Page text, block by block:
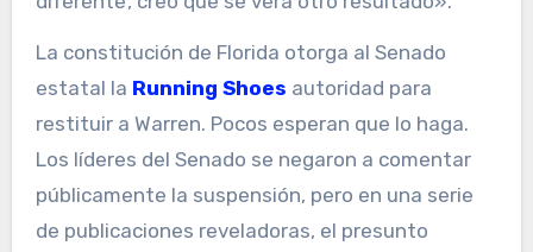
La constitución de Florida otorga al Senado
estatal la Running Shoes autoridad para
restituir a Warren. Pocos esperan que lo haga.
Los líderes del Senado se negaron a comentar
públicamente la suspensión, pero en una serie
de publicaciones reveladoras, el presunto